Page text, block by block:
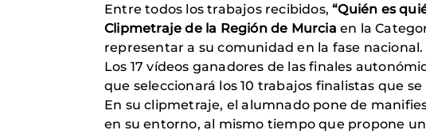
Entre todos los trabajos recibidos,“Quién es
Clipmetraje de la Región de Murcia en la
representar a su comunidad en la fase nacional.
Los 17 vídeos ganadores de las finales
que seleccionará los 10 trabajos finalistas que
En su clipmetraje, el alumnado pone de
en su entorno, al mismo tiempo que propone